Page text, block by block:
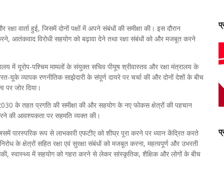
वार्ता हुई, जिसमें दोनों पक्षों में अपने संबंधों की समीक्षा की। इस दौरान
आतंकवाद विरोधी सहयोग को बढ़ावा देने तथा रक्षा संबंधों को और मजबूत करने
में यूरोप-पश्चिम मामलों के संयुक्त सचिव पीयूष श्रीवास्तव और रक्षा मंत्रालय के
यूके व्यापक रणनीतिक साझेदारी के संपूर्ण दायरे पर चर्चा की और दोनों देशों के बीच
पर जोर दिया।
के तहत प्रगति की समीक्षा की और सहयोग के नए फोकस क्षेत्रों की पहचान
की आवश्यकता पर सहमति व्यक्त की।
पारस्परिक रूप से लाभकारी एफटीए को शीघ्र पूरा करने पर ध्यान केंद्रित करते
के क्षेत्रों सहित रक्षा एवं सुरक्षा संबंधों को मजबूत करना, महत्वपूर्ण और उभरती
स्वास्थ्य में सहयोग को गहरा करने से लेकर सांस्कृतिक, शैक्षिक और लोगों के बीच